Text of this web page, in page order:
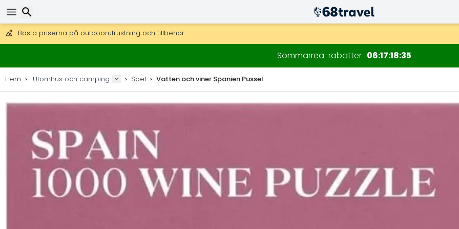
Få fri frakt på beställningar över 2 875 kr.
DHL Express över natten är också tillgängligt.
Sommarrea-rabatter 06171834
Hem Utomhus och camping Spel Vatten och viner Spanien Pussel